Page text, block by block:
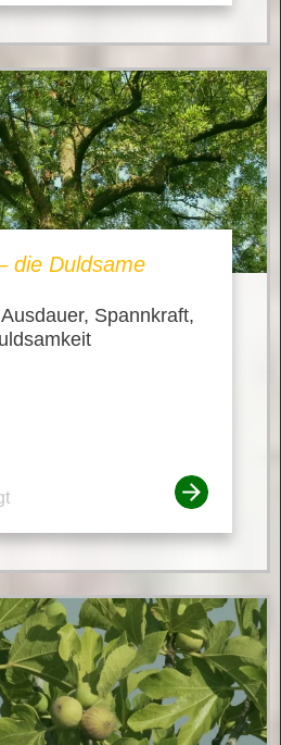
die Duldsame
Spannkraft,